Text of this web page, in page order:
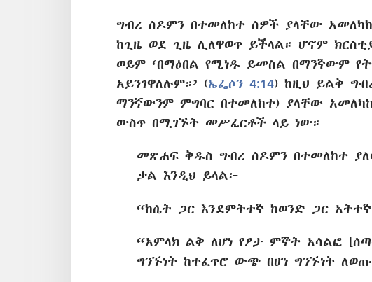
ግብረ ሰዶምን በተመለከተ ሰዎች ያላቸው
ከጊዜ ወደ ጊዜ ሊለዋወጥ ይችላል። ሆኖም
ወይም ‘በማዕበል የሚነዱ ይመስል በማንኛውም
አይንገዋለሉም።’ (ኤፌሶን 4:14) ከዚህ ይልቅ
ማንኛውንም ምግባር በተመለከተ) ያላቸው
ውስጥ በሚገኙት መሥፈርቶች ላይ ነው።
መጽሐፍ ቅዱስ ግብረ ሰዶምን በተመለከተ
ቃል እንዲህ ይላል፦
“ከሴት ጋር እንደምትተኛ ከወንድ ጋር
“አምላክ ልቅ ለሆነ የፆታ ምኞት አሳልፎ
ግንኙነት ከተፈጥሮ ውጭ በሆነ ግንኙነት